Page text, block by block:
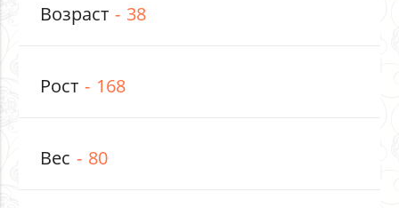
Возраст 38
Рост 168
Вес 80